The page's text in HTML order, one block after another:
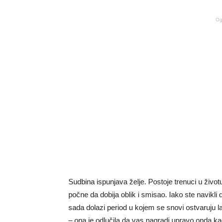
Sudbina ispunjava želje. Postoje trenuci u
počne da dobija oblik i smisao. Iako ste
sada dolazi period u kojem se snovi ostvaruju